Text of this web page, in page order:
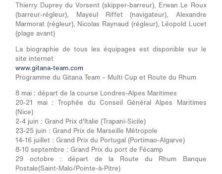
Thierry Duprey du Vorsent (skipper-barreur), Erwan Le Roux
(barreur-régleur), Mayeul Riffet (navigateur), Alexandre
Marmorat (régleur), Nicolas Raynaud (régleur), Léopold Lucet
(plage avant)
La biographie de tous les équipages est disponible sur le
site internet
www.gitana-team.com
Programme du Gitana Team – Multi Cup et Route du Rhum
8 mai : départ de la course Londres-Alpes Maritimes
20-21 mai : Trophée du Conseil Général Alpes Maritimes
(Nice)
2-4 juin : Grand Prix d'Italie (Trapani-Sicile)
23-25 juin : Grand Prix de Marseille Métropole
14-16 juillet : Grand Prix du Portugal (Portimao-Algarve)
8-10 septembre : Grand Prix du port de Fécamp
29 octobre : départ de la Route du Rhum Banque
Postale(Saint-Malo/Pointe-à-Pitre)